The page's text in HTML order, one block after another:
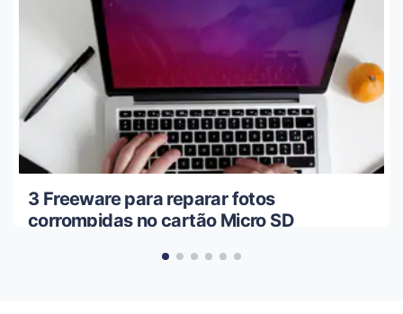
3 Freeware para reparar fotos
corrompidas no cartão Micro SD